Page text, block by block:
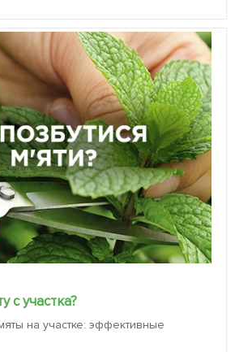
с участка?
на участке: эффективные